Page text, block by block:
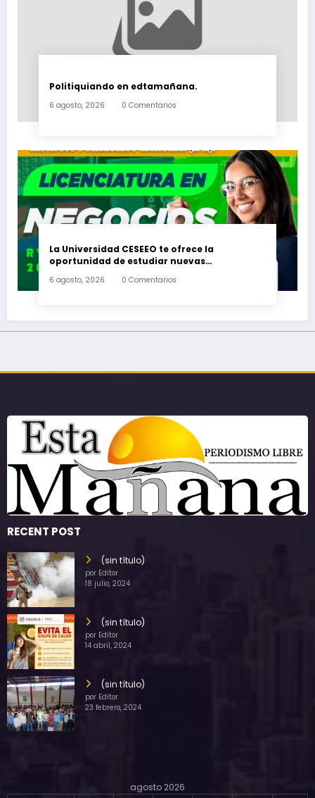
Politiquiando en edtamañana.
6 agosto, 2026 0 Comentarios
La Universidad CESEEO te ofrece la
oportunidad de estudiar nuevas
Escondido, Ixtepec y en la Matriz Juchitán.
6 agosto, 2026 0 Comentarios
RECENT POST
(sin título)
por Editor
18 julio, 2024
(sin título)
por Editor
14 abril, 2024
(sin título)
por Editor
23 febrero, 2024
agosto 2026